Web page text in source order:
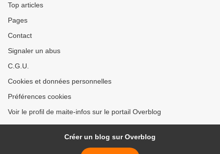
Top articles
Pages
Contact
Signaler un abus
C.G.U.
Cookies et données personnelles
Préférences cookies
Voir le profil de maite-infos sur le portail Overblog
Créer un blog sur Overblog